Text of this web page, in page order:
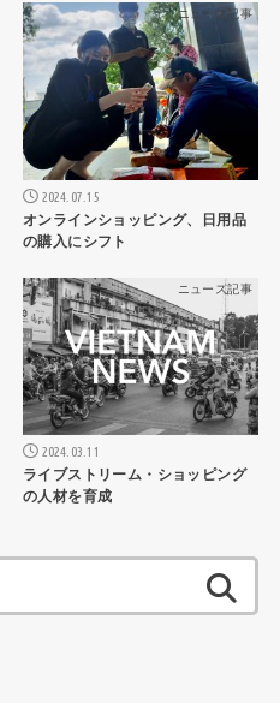
ニュース記事
2024.07.15
オンラインショッピング、日用品
の購入にシフト
ニュース記事
2024.03.11
ライブストリーム・ショッピング
の人材を育成
索: